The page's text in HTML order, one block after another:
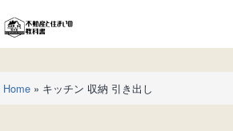
ン
テ
ツ
へ
不
動
産
と
住
Home» キッチン 収納 引き出し